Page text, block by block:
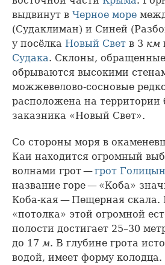
выдвинут в Черное море
(Судаклиман) и Синей
у посёлка Новый Свет в 3 км
Судака. Склоны,
обрываются высокими
можжевелово-сосновые
расположена на территории
заказника «Новый Свет».
Со стороны моря в
Каи находится огромный
волнами грот —грот
название горе — «Коба»
Коба-кая — Пещерная скала.
«потолка» этой огромной
полости достигает 25–30
до 17 м. В глубине грота
водой, имеет форму